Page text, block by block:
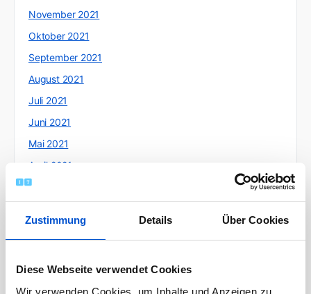
Zustimmung Details Über Cookies
Diese Webseite verwendet Cookies
Wir verwenden Cookies, um Inhalte und Anzeigen zu
November 2021
Oktober 2021
September 2021
August 2021
Juli 2021
Juni 2021
Mai 2021
April 2021
März 2021
Januar 2021
November 2020